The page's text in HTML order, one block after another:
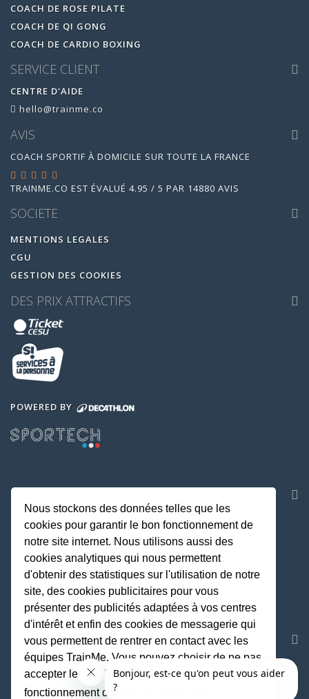
COACH DE ROSE PILATE
COACH DE QI GONG
COACH DE CARDIO BOXING
SERVICE CLIENT
CENTRE D'AIDE
hello@trainme.co
AVIS
COACH SPORTIF À DOMICILE SUR TOUTE LA FRANCE
TRAINME.CO EST ÉVALUÉ 4.95 / 5 PAR 14880 AVIS
SOCIETE
MENTIONS LEGALES
CGU
GESTION DES COOKIES
DES PRIX ATTRACTIFS
POWERED BY
REJOIGNEZ LA COMMUNAUTE
Nous stockons des données telles que les
cookies pour garantir le bon fonctionnement de
notre site internet. Nous utilisons aussi des
cookies analytiques qui nous permettent
d'obtenir des statistiques sur l'utilisation de notre
site, des cookies publicitaires pour vous
présenter des publicités adaptées à vos centres
d'intérêt et enfin des cookies de messagerie qui
vous permettent de rentrer en contact avec les
équipes TrainMe. Vous pouvez choisir de ne pas
accepter les cookies non indispensables au
fonctionnement du site.